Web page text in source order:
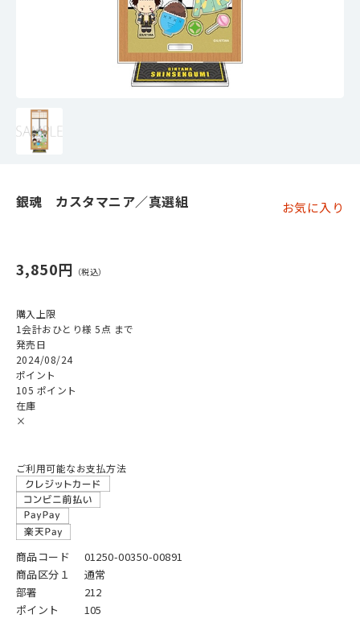
銀魂 カスタマニア／真選組 お気に入り
3,850円
購入上限
1会計おひとり様 5点 まで
発売日
2024/08/24
ポイント
105 ポイント
在庫
×
ご利用可能なお支払方法
商品コード
01250-00350-00891
商品区分１
通常
部署
212
ポイント
105